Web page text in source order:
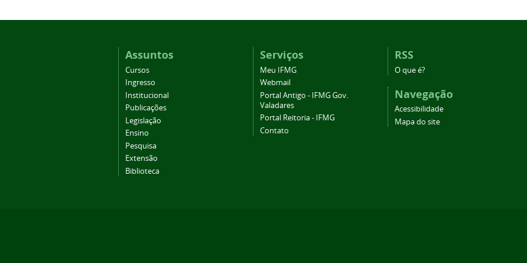
Assuntos
Cursos
Ingresso
Institucional
Publicações
Legislação
Ensino
Pesquisa
Extensão
Biblioteca
Serviços
Meu IFMG
Webmail
Portal Antigo - IFMG Gov.
Valadares
Portal Reitoria - IFMG
Contato
RSS
O que é?
Navegação
Acessibilidade
Mapa do site